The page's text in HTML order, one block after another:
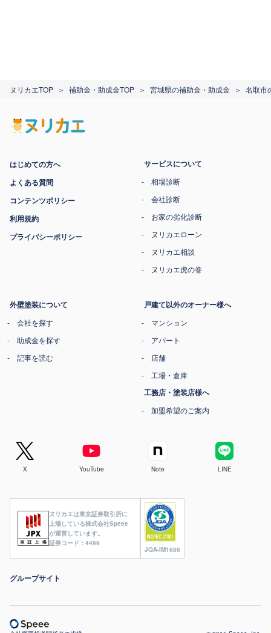
ヌリカエTOP 補助金・助成金TOP 宮城県の補助金・助成金 名取市
ヌリカエは東京証券取引所に
上場している株式会社Speee
が運営しています。
証券コード：4499
JQA-IM1686
はじめての方へ
よくある質問
コンテンツポリシー
利用規約
プライバシーポリシー
サービスについて
相場診断
会社診断
お家の劣化診断
ヌリカエローン
ヌリカエ相談
ヌリカエ虎の巻
外壁塗装について
会社を探す
助成金を探す
記事を読む
戸建て以外のオーナー様へ
マンション
アパート
店舗
工場・倉庫
工務店・塗装店様へ
加盟希望のご案内
X YouTube Note LINE
グループサイト